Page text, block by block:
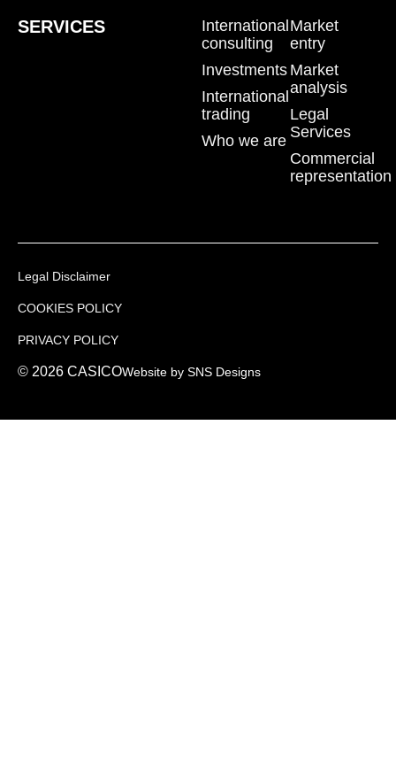
SERVICES
International
consulting
Investments
International
trading
Who we are
Market
entry
Market
analysis
Legal
Services
Commercial
representation
© 2026 CASICOWebsite by SNS Designs
Legal Disclaimer
COOKIES POLICY
PRIVACY POLICY